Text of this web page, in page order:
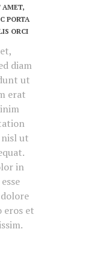
AMET,
PORTA
ORCI
diam
ut
erat
ut
in
eros et